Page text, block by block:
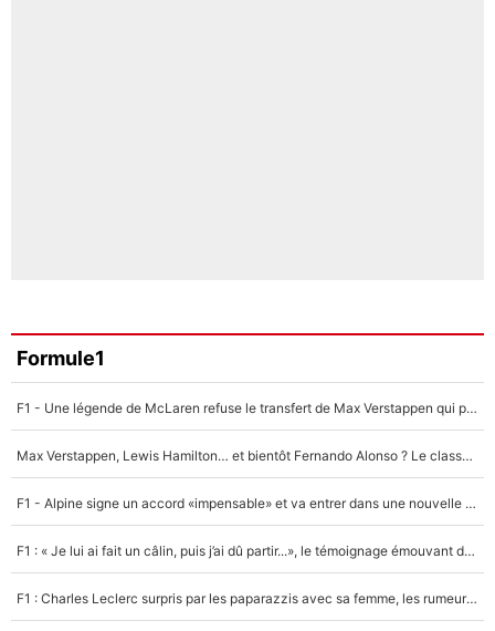
Formule1
F1 - Une légende de McLaren refuse le transfert de Max Verstappen qui pourrait «faire des vagues» et plomber l'ambiance dans l'équipe
Max Verstappen, Lewis Hamilton… et bientôt Fernando Alonso ? Le classement des pilotes les mieux payés en Formule 1 risque de changer !
F1 - Alpine signe un accord «impensable» et va entrer dans une nouvelle dimension : Grande nouvelle pour Pierre Gasly !
F1 : « Je lui ai fait un câlin, puis j’ai dû partir...», le témoignage émouvant de Max Verstappen sur sa fille
F1 : Charles Leclerc surpris par les paparazzis avec sa femme, les rumeurs étaient vraies !